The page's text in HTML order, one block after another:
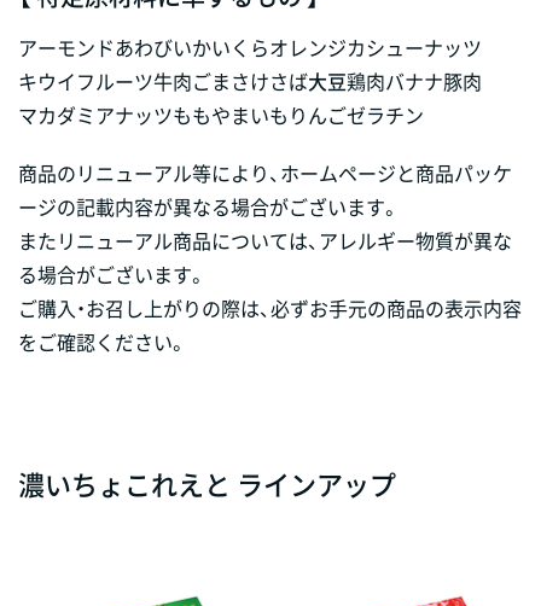
アーモンドあわびいかいくらオレンジカシューナッツ
キウイフルーツ牛肉ごまさけさば大豆鶏肉バナナ豚肉
マカダミアナッツももやまいも りんごゼラチン
商品のリニューアル等により、ホームページと商品パッケ
ージの記載内容が異なる場合がございます。
またリニューアル商品については、アレルギー物質が異な
る場合がございます。
ご購入・お召し上がりの際は、必ずお手元の商品の表示内容
をご確認ください。
濃いちょこれえと ラインアップ